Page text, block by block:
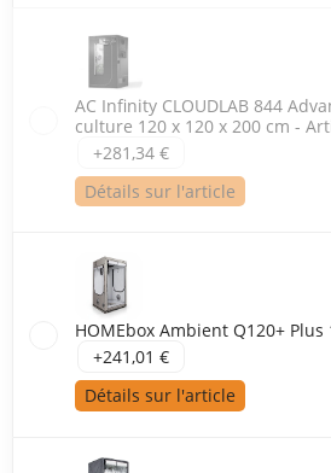
AC Infinity CLOUDLAB 844
culture 120 x 120 x 200 cm -
+281,34 €
Détails sur l'article
HOMEbox Ambient Q120+ Plus
+241,01 €
Détails sur l'article